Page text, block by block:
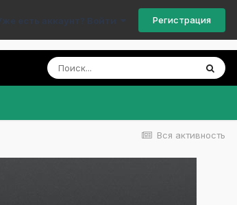
Уже есть аккаунт? Войти Регистрация
Вся активность